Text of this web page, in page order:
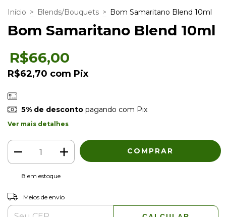
Início > Blends/Bouquets > Bom Samaritano Blend 10ml
Bom Samaritano Blend 10ml
R$66,00
R$62,70 com Pix
5% de descontopagando com Pix
Ver mais detalhes
8 em estoque
Entregas para o CEP:
Meios de envio